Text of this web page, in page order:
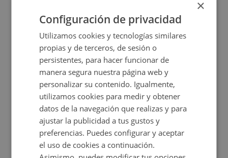
Arrabal San Lazaro 1, 45300 Ocaña - Toledo
×
Configuración de privacidad
Utilizamos cookies y tecnologías similares
propias y de terceros, de sesión o
persistentes, para hacer funcionar de
manera segura nuestra página web y
personalizar su contenido. Igualmente,
utilizamos cookies para medir y obtener
datos de la navegación que realizas y para
ajustar la publicidad a tus gustos y
preferencias. Puedes configurar y aceptar
el uso de cookies a continuación.